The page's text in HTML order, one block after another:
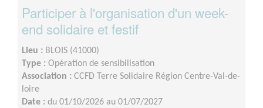
Participer à l'organisation d'un week-
end solidaire et festif
Lieu : BLOIS (41000)
Type : Opération de sensibilisation
Association : CCFD Terre Solidaire Région Centre-Val-de-
loire
Date : du 01/10/2026 au 01/07/2027